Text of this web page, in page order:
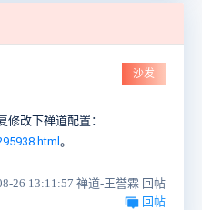
沙发
改下禅道配置：
。
26 13:11:57 禅道-王誉霖 回帖
回帖